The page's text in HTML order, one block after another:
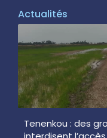
Actualités
Tenenkou : des